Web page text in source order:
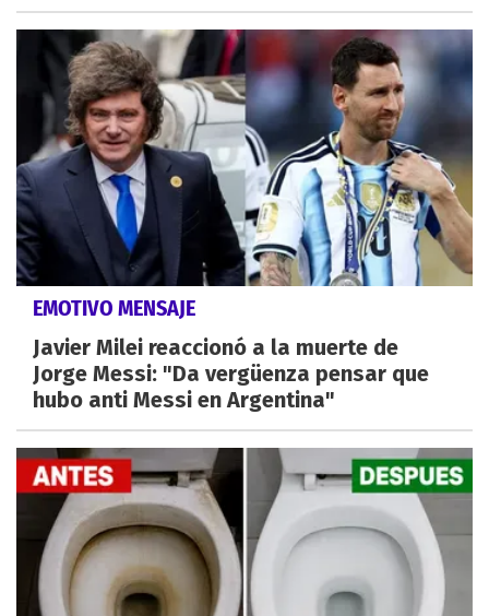
EMOTIVO MENSAJE
Javier Milei reaccionó a la muerte de
Jorge Messi: "Da vergüenza pensar que
hubo anti Messi en Argentina"